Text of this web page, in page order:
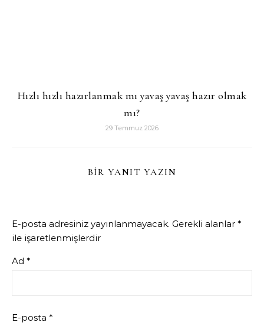
Hızlı hızlı hazırlanmak mı yavaş yavaş hazır olmak
mı?
29 Temmuz 2026
BIR YANIT YAZIN
E-posta adresiniz yayınlanmayacak. Gerekli alanlar *
ile işaretlenmişlerdir
Ad *
E-posta *